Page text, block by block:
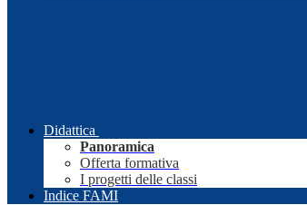
Didattica
Panoramica
Offerta formativa
I progetti delle classi
Indice FAMI